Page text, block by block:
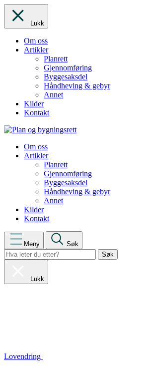
Lukk
Om oss
Artikler
Planrett
Gjennomføring
Byggesaksdel
Håndheving & gebyr
Annet
Kilder
Kontakt
Om oss
Artikler
Planrett
Gjennomføring
Byggesaksdel
Håndheving & gebyr
Annet
Kilder
Kontakt
Meny Søk
Lukk
Lovendring